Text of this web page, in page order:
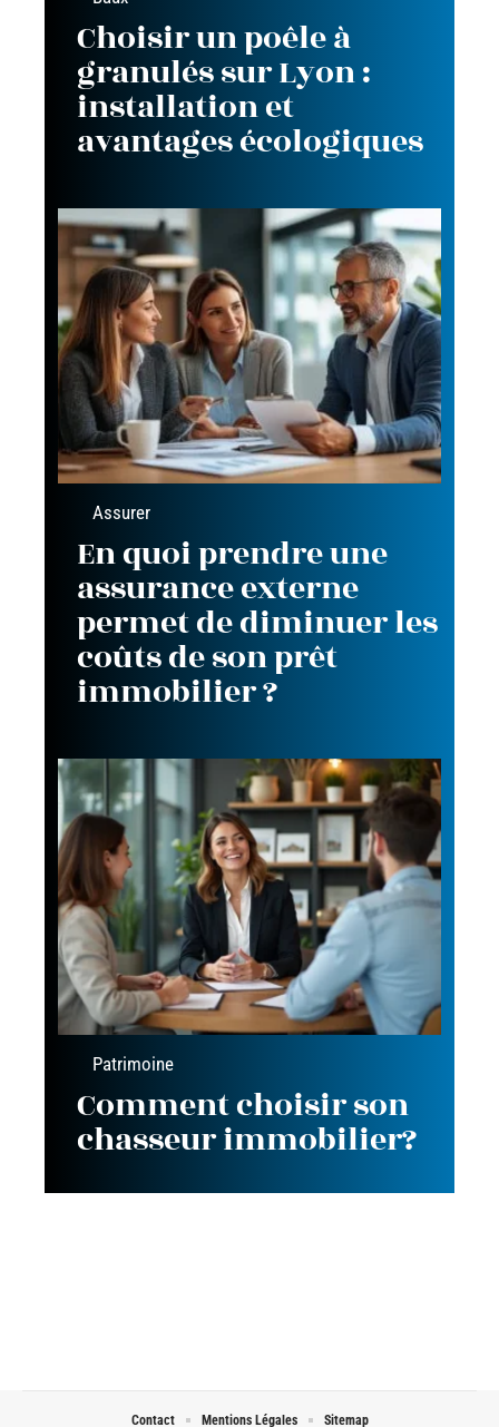
Choisir un poêle à
granulés sur Lyon :
installation et
avantages écologiques
Assurer
En quoi prendre une
assurance externe
permet de diminuer les
coûts de son prêt
immobilier ?
Patrimoine
Comment choisir son
chasseur immobilier?
Contact Mentions Légales Sitemap